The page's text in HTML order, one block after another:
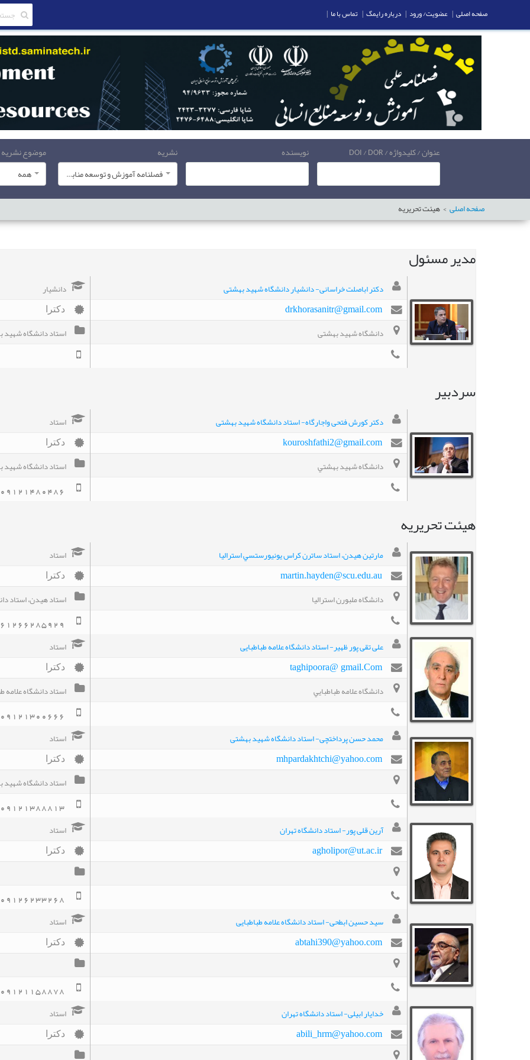
عنوان / کلیدواژه / DOI / DOR نویسنده
نشریه
فصلنامه آموزش و توسعه منابع انسانی
موضوع نشریه
همه
صفحه اصلی هیئت تحریریه
مدير مسئول
دکتر اباصلت خراسانی- دانشیار دانشگاه شهید بهشتی دانشیار
drkhorasanitr@gmail.com دکترا
دانشگاه شهید بهشتی استاد دانشگاه
سردبیر
دکتر کورش فتحی واجارگاه- استاد دانشگاه شهید بهشتی استاد
kouroshfathi2@gmail.com دکترا
دانشگاه شهيد بهشتي استاد دانشگاه
09121480486
هیئت تحریریه
مارتين هيدن، استاد ساترن كراس يونيورستسي استراليا استاد
martin.hayden@scu.edu.au دکترا
دانشگاه ملبورن استراليا استاد هيدن، استاد
61266285929
علی تقی پور ظهیر- استاد دانشگاه علامه طباطبایی استاد
taghipoora@ gmail.Com دکترا
دانشگاه علامه طباطبايي استاد دانشگاه علامه
09121300666
محمد حسن پرداختچی- استاد دانشگاه شهید بهشتی استاد
mhpardakhtchi@yahoo.com دکترا
استاد دانشگاه
09121388813
آرین قلی پور- استاد دانشگاه تهران استاد
agholipor@ut.ac.ir دکترا
09126233268
سید حسین ابطحی- استاد دانشگاه علامه طباطبایی استاد
abtahi390@yahoo.com دکترا
09121158878
خدایار ابیلی- استاد دانشگاه تهران استاد
abili_hrm@yahoo.com دکترا
صفحه اصلی | عضویت/ ورود | درباره رایمگ | تماس با ما |